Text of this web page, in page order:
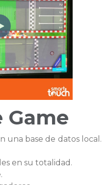
Game
una base de datos local.
en su totalidad.